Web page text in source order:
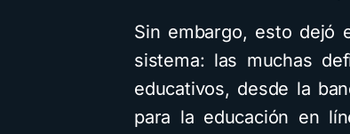
Sin embargo, esto dejó
sistema: las muchas
educativos, desde la
para la educación en